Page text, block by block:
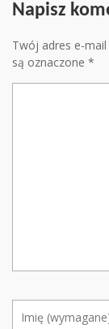
Napisz
Twój adres e-
są oznaczone *